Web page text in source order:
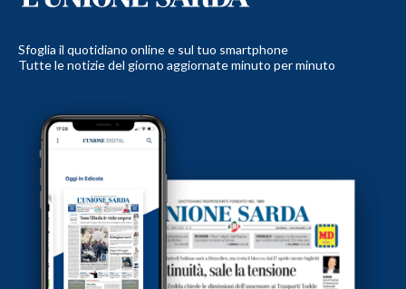
Sfoglia il quotidiano online e sul tuo smartphone
Tutte le notizie del giorno aggiornate minuto per minuto